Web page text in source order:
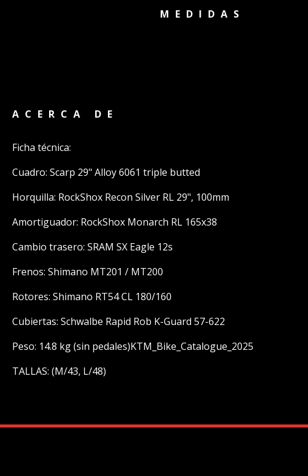
MEDIDAS
ACERCA DE
Ficha técnica:
Cuadro: Scarp 29" Alloy 6061 triple butted
Horquilla: RockShox Recon Silver RL 29", 100mm
Amortiguador: RockShox Monarch RL 165x38
Cambio trasero: SRAM SX Eagle 12s
Frenos: Shimano MT201 / MT200
Rotores: Shimano RT54 CL 180/160
Cubiertas: Schwalbe Rapid Rob K-Guard 57-622
Peso: 14.8 kg (sin pedales)KTM_Bike_Catalogue_2025
TALLAS: (M/43, L/48)